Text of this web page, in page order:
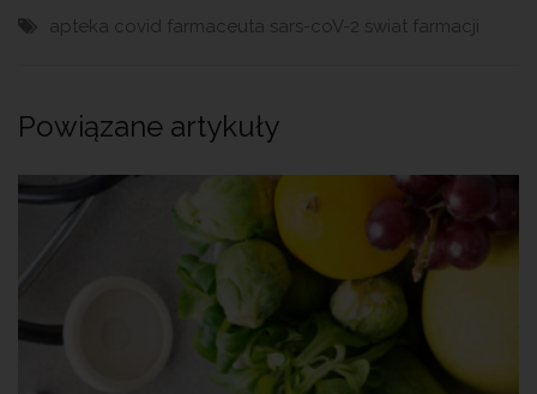
apteka covid farmaceuta sars-coV-2 swiat farmacji
Powiązane artykuły